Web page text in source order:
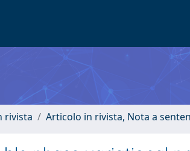
rivista Articolo in rivista, Nota a